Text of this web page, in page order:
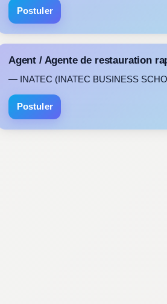
Postuler
Agent / Agente de restauration
— INATEC (INATEC BUSINESS
Postuler